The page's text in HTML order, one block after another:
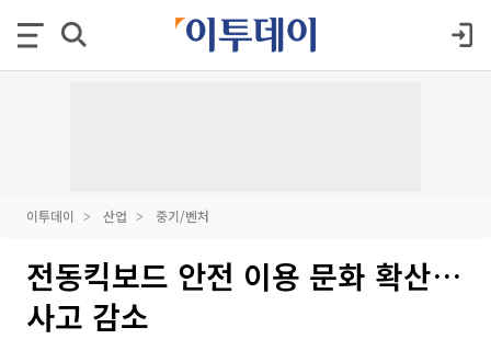
이투데이 산업 중기/벤처
전동킥보드 안전 이용 문화 확산…
사고 감소